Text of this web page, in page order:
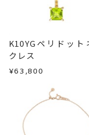
カテゴリー
刻印
ご注文いただい
・在庫のご用意が
内を目安に発送いた
・受注生産となる
目安日数を頂戴し
※お急ぎの方はご
い。事前に現在の
返品・交換以下の
は承りかねます。
・受注生産の商品
・お客さまのお手
・到着後ご連絡無
・販売期間が限定
・過度な交換・返
商品の品質には万
K10YGペリドット
クレス
¥63,800